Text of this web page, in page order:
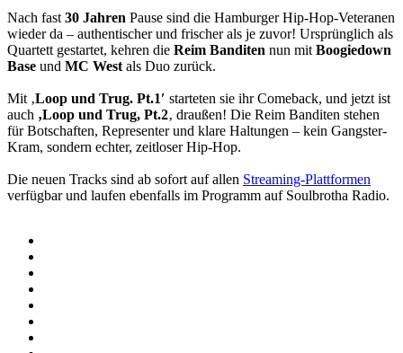
Nach fast30 Jahren Pause sind die Hamburger Hip-Hop-Veteranen
wieder da – authentischer und frischer als je zuvor! Ursprünglich als
Quartett gestartet, kehren die Reim Banditen nun mitBoogiedown
Base und MC Westals Duo zurück.
Mit ‚Loop und Trug. Pt.1′ starteten sie ihr Comeback, und jetzt ist
auch ‚Loop und Trug, Pt.2‚ draußen! Die Reim Banditen stehen
für Botschaften, Representer und klare Haltungen – kein Gangster-
Kram, sondern echter, zeitloser Hip-Hop.
Die neuen Tracks sind ab sofort auf allen Streaming-Plattformen
verfügbar und laufen ebenfalls im Programm auf Soulbrotha Radio.
Social
Media
Profiles